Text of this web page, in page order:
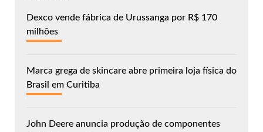
Dexco vende fábrica de Urussanga por R$ 170
milhões
Marca grega de skincare abre primeira loja física do
Brasil em Curitiba
John Deere anuncia produção de componentes